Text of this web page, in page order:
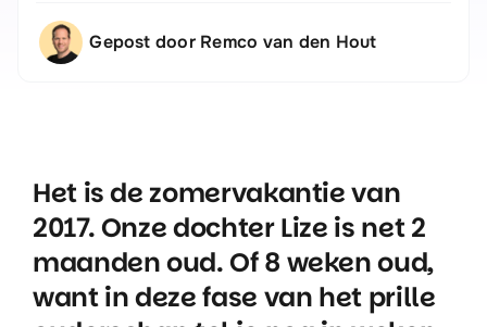
Gepost door Remco van den Hout
Het is de zomervakantie van
2017. Onze dochter Lize is net 2
maanden oud. Of 8 weken oud,
want in deze fase van het prille